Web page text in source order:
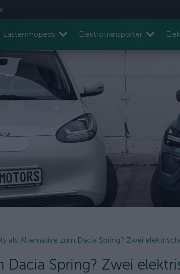
Lastenmopeds Elektrotransporter
als Alternative zum Dacia Spring? Zwei
Dacia Spring? Zwei